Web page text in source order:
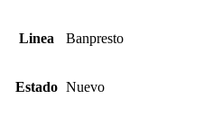
Linea Banpresto
Estado Nuevo